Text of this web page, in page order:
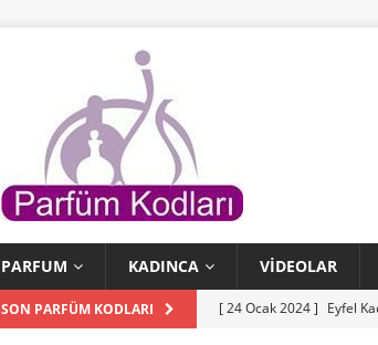
PARFUM KADINCA VIDEOLAR
SON PARFÜM KODLARI [ 24 Ocak 2024 ] Eyfel